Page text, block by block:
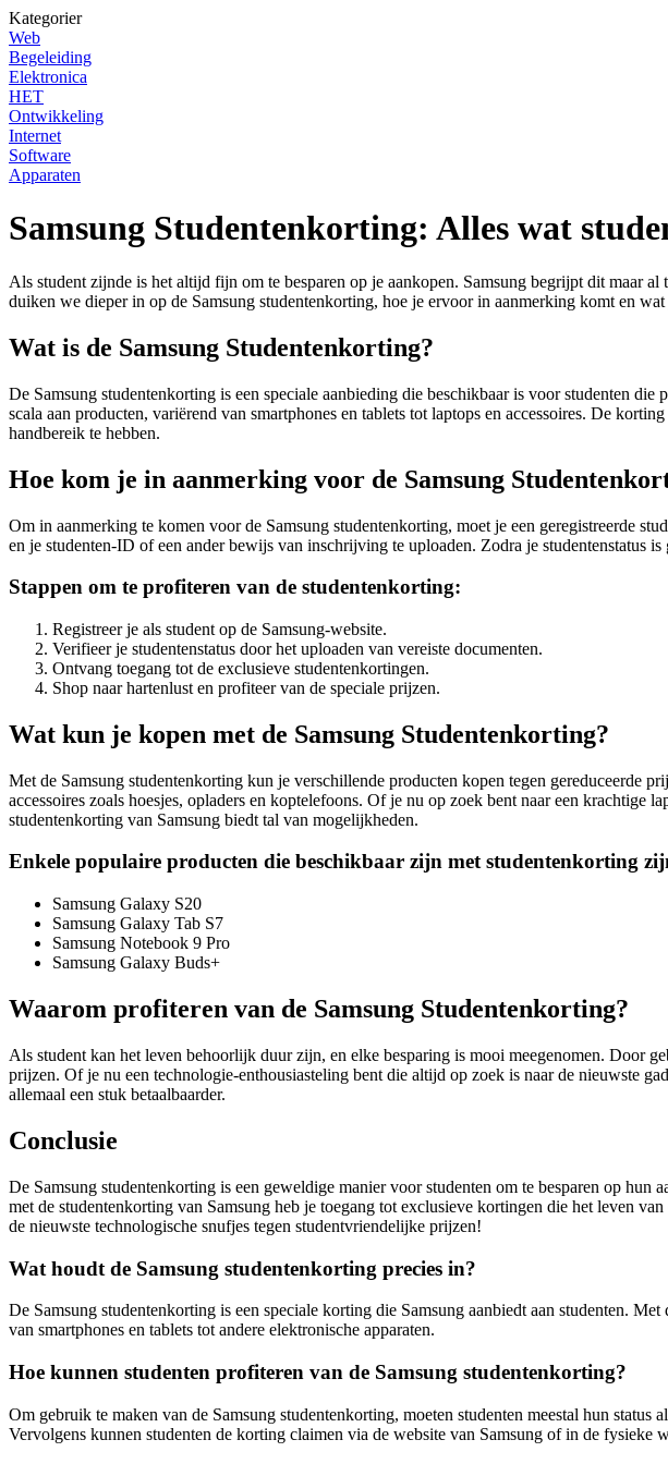
Kategorier
Web
Begeleiding
Elektronica
HET
Ontwikkeling
Internet
Software
Apparaten
Samsung Studentenkorting: Alles wat
Als student zijnde is het altijd fijn om te besparen op je aankopen. Samsung begrijpt dit maar
duiken we dieper in op de Samsung studentenkorting, hoe je ervoor in aanmerking komt en wat
Wat is de Samsung Studentenkorting?
De Samsung studentenkorting is een speciale aanbieding die beschikbaar is voor studenten
scala aan producten, variërend van smartphones en tablets tot laptops en accessoires. De
handbereik te hebben.
Hoe kom je in aanmerking voor de Samsung
Om in aanmerking te komen voor de Samsung studentenkorting, moet je een geregistreerde
en je studenten-ID of een ander bewijs van inschrijving te uploaden. Zodra je studentenstatus
Stappen om te profiteren van de studentenkorting:
Registreer je als student op de Samsung-website.
Verifieer je studentenstatus door het uploaden van vereiste documenten.
Ontvang toegang tot de exclusieve studentenkortingen.
Shop naar hartenlust en profiteer van de speciale prijzen.
Wat kun je kopen met de Samsung Studentenkorting?
Met de Samsung studentenkorting kun je verschillende producten kopen tegen gereduceerde
accessoires zoals hoesjes, opladers en koptelefoons. Of je nu op zoek bent naar een krachtige
studentenkorting van Samsung biedt tal van mogelijkheden.
Enkele populaire producten die beschikbaar zijn met studentenkorting
Samsung Galaxy S20
Samsung Galaxy Tab S7
Samsung Notebook 9 Pro
Samsung Galaxy Buds+
Waarom profiteren van de Samsung Studentenkorting?
Als student kan het leven behoorlijk duur zijn, en elke besparing is mooi meegenomen. Door
prijzen. Of je nu een technologie-enthousiasteling bent die altijd op zoek is naar de nieuwste
allemaal een stuk betaalbaarder.
Conclusie
De Samsung studentenkorting is een geweldige manier voor studenten om te besparen op
met de studentenkorting van Samsung heb je toegang tot exclusieve kortingen die het leven
de nieuwste technologische snufjes tegen studentvriendelijke prijzen!
Wat houdt de Samsung studentenkorting precies in?
De Samsung studentenkorting is een speciale korting die Samsung aanbiedt aan studenten.
van smartphones en tablets tot andere elektronische apparaten.
Hoe kunnen studenten profiteren van de Samsung studentenkorting?
Om gebruik te maken van de Samsung studentenkorting, moeten studenten meestal hun
Vervolgens kunnen studenten de korting claimen via de website van Samsung of in de fysieke